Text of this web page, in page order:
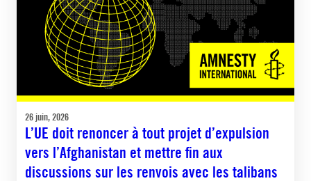
26 juin, 2026
L’UE doit renoncer à tout projet d’expulsion
vers l’Afghanistan et mettre fin aux
discussions sur les renvois avec les talibans